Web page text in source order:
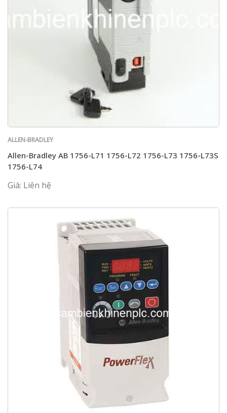
ALLEN-BRADLEY
Allen-Bradley AB 1756-L71 1756-L72 1756-L73 1756-L73S
1756-L74
Giá: Liên hệ